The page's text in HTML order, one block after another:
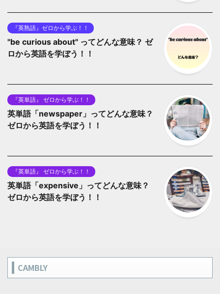
『英熟語』ゼロから学ぶ！！
"be curious about" ってどんな意味？ ゼ
ロから英語を学ぼう！！
『英単語』 ゼロから学ぶ！！
英単語「newspaper」ってどんな意味？
ゼロから英語を学ぼう！！
『英単語』 ゼロから学ぶ！！
英単語「expensive」ってどんな意味？
ゼロから英語を学ぼう！！
CAMBLY